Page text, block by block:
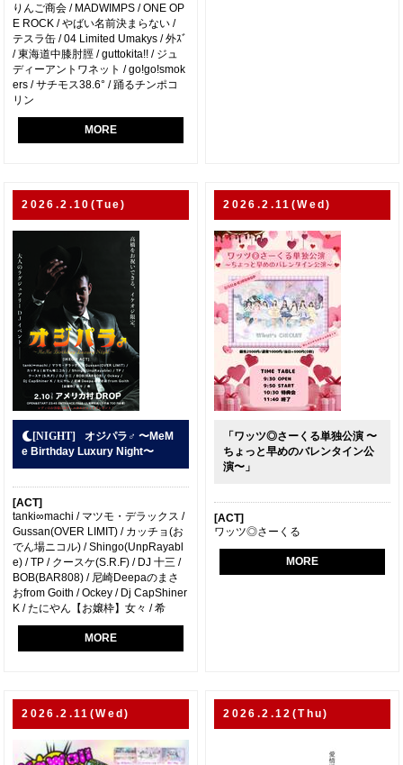
りんご商会 / MADWIMPS / ONE OP
E ROCK / やばい名前決まらない /
テスラ缶 / 04 Limited Umakys / 外ｽﾞ
/ 東海道中膝肘脛 / guttokita!! / ジュ
ディーアントワネット / go!go!smok
ers / サチモス38.6° / 踊るチンポコ
リン
MORE
2026.2.10(Tue)
オジパラ♂ 〜MeM
e Birthday Luxury Night〜
[ACT]
tanki∞machi / マツモ・デラックス /
Gussan(OVER LIMIT) / カッチョ(お
でん場ニコル) / Shingo(UnpRayabl
e) / TP / クースケ(S.R.F) / DJ 十三 /
BOB(BAR808) / 尼崎Deepaのまさ
おfrom Goith / Ockey / Dj CapShiner
K / たにやん【お嬢枠】女々 / 希
MORE
2026.2.11(Wed)
「ワッツ◎さーくる単独公演 〜
ちょっと早めのバレンタイン公
演〜」
[ACT]
ワッツ◎さーくる
MORE
2026.2.11(Wed) 2026.2.12(Thu)